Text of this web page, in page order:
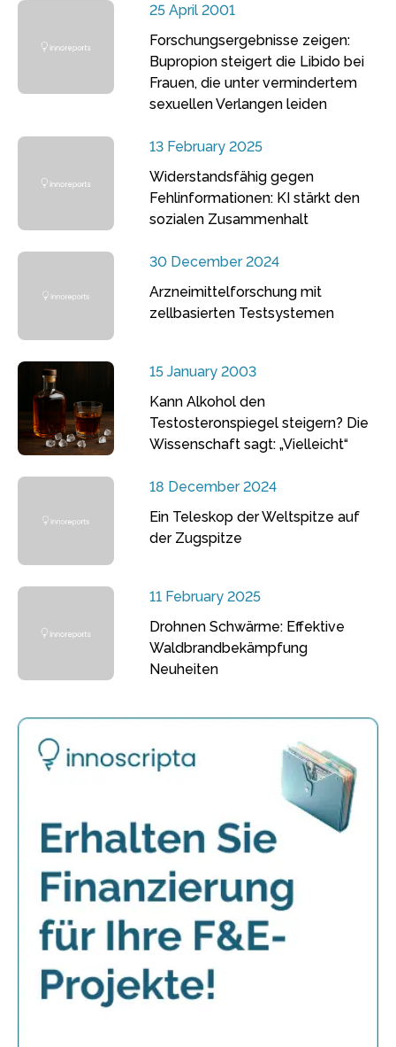
25 April 2001
Forschungsergebnisse zeigen:
Bupropion steigert die Libido bei
Frauen, die unter vermindertem
sexuellen Verlangen leiden
13 February 2025
Widerstandsfähig gegen
Fehlinformationen: KI stärkt den
sozialen Zusammenhalt
30 December 2024
Arzneimittelforschung mit
zellbasierten Testsystemen
15 January 2003
Kann Alkohol den
Testosteronspiegel steigern? Die
Wissenschaft sagt: „Vielleicht“
18 December 2024
Ein Teleskop der Weltspitze auf
der Zugspitze
11 February 2025
Drohnen Schwärme: Effektive
Waldbrandbekämpfung
Neuheiten